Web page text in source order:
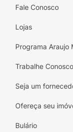
Fale Conosco
Lojas
Programa Araujo
Trabalhe Conosco
Seja um
Ofereça seu
Bulário